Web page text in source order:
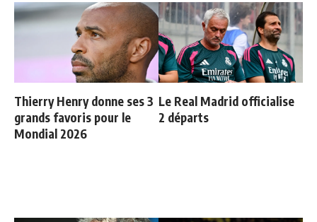
Thierry Henry donne ses 3
grands favoris pour le
Mondial 2026
Le Real Madrid officialise
2 départs